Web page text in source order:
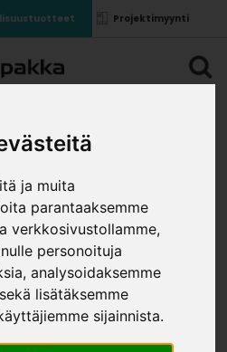
ja muita
parantaaksemme
verkkosivustollamme,
personoituja
analysoidaksemme
lisätäksemme
sijainnista.
Projektimyynti